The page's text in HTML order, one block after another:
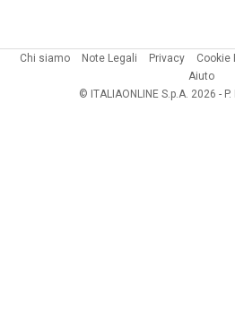
Chi siamo Note Legali Privacy Cookie
Aiuto
© ITALIAONLINE S.p.A. 2026 -